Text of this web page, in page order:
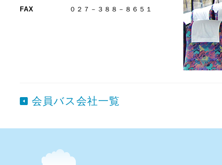
FAX ０２７－３８８－８６５１
会員バス会社一覧